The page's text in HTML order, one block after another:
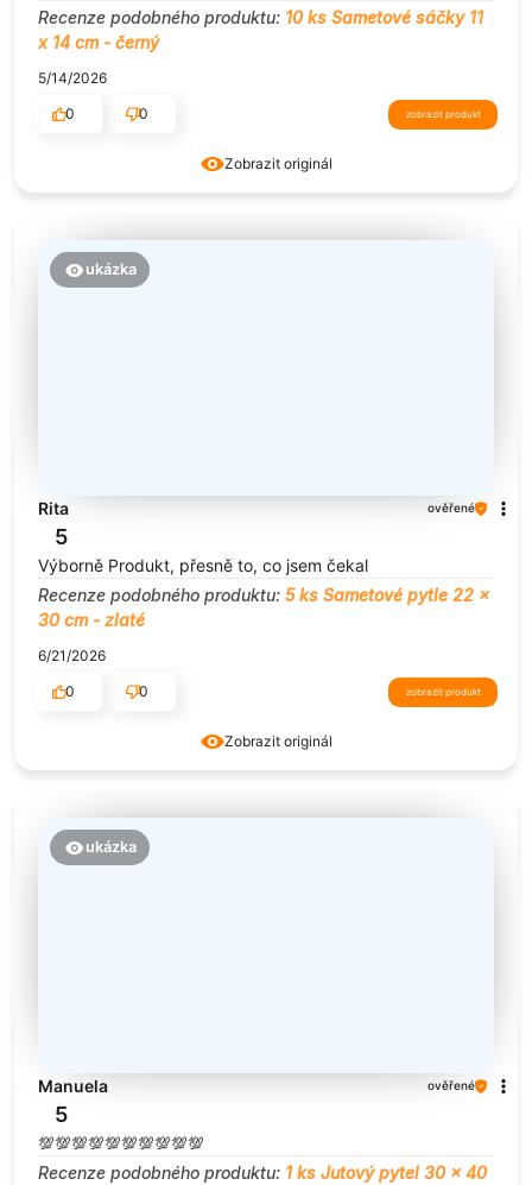
Zobrazit originál
Recenze podobného produktu: 10 ks Sametové sáčky 11
x 14 cm - černý
5/14/2026
0
0 zobrazit produkt
Zobrazit originál
ukázka
Rita ověřené
5
Výborně Produkt, přesně to, co jsem čekal
Recenze podobného produktu: 5 ks Sametové pytle 22 x
30 cm - zlaté
6/21/2026
0
0 zobrazit produkt
ukázka
Manuela ověřené
5
💯💯💯💯💯💯💯💯💯💯
Recenze podobného produktu: 1 ks Jutový pytel 30 x 40